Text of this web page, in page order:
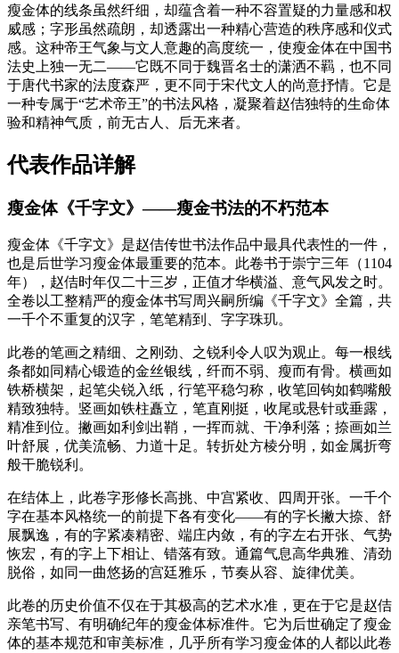
瘦金体的线条虽然纤细，却蕴含着一种不容置疑的力量感和权
威感；字形虽然疏朗，却透露出一种精心营造的秩序感和仪式
感。这种帝王气象与文人意趣的高度统一，使瘦金体在中国书
法史上独一无二——它既不同于魏晋名士的潇洒不羁，也不同
于唐代书家的法度森严，更不同于宋代文人的尚意抒情。它是
一种专属于“艺术帝王”的书法风格，凝聚着赵佶独特的生命体
验和精神气质，前无古人、后无来者。
代表作品详解
瘦金体《千字文》——瘦金书法的不朽范本
瘦金体《千字文》是赵佶传世书法作品中最具代表性的一件，
也是后世学习瘦金体最重要的范本。此卷书于崇宁三年（1104
年），赵佶时年仅二十三岁，正值才华横溢、意气风发之时。
全卷以工整精严的瘦金体书写周兴嗣所编《千字文》全篇，共
一千个不重复的汉字，笔笔精到、字字珠玑。
此卷的笔画之精细、之刚劲、之锐利令人叹为观止。每一根线
条都如同精心锻造的金丝银线，纤而不弱、瘦而有骨。横画如
铁桥横架，起笔尖锐入纸，行笔平稳匀称，收笔回钩如鹤嘴般
精致独特。竖画如铁柱矗立，笔直刚挺，收尾或悬针或垂露，
精准到位。撇画如利剑出鞘，一挥而就、干净利落；捺画如兰
叶舒展，优美流畅、力道十足。转折处方棱分明，如金属折弯
般干脆锐利。
在结体上，此卷字形修长高挑、中宫紧收、四周开张。一千个
字在基本风格统一的前提下各有变化——有的字长撇大捺、舒
展飘逸，有的字紧凑精密、端庄内敛，有的字左右开张、气势
恢宏，有的字上下相让、错落有致。通篇气息高华典雅、清劲
脱俗，如同一曲悠扬的宫廷雅乐，节奏从容、旋律优美。
此卷的历史价值不仅在于其极高的艺术水准，更在于它是赵佶
亲笔书写、有明确纪年的瘦金体标准件。它为后世确定了瘦金
体的基本规范和审美标准，几乎所有学习瘦金体的人都以此卷